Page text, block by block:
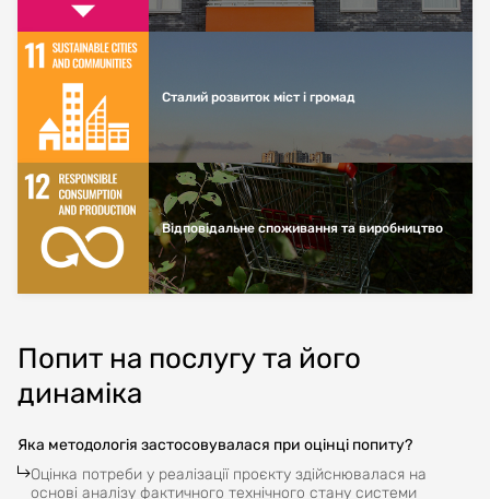
Сталий розвиток міст і громад
Відповідальне споживання та виробництво
Попит на послугу та його
динаміка
Яка методологія застосовувалася при оцінці попиту?
Оцінка потреби у реалізації проєкту здійснювалася на
основі аналізу фактичного технічного стану системи